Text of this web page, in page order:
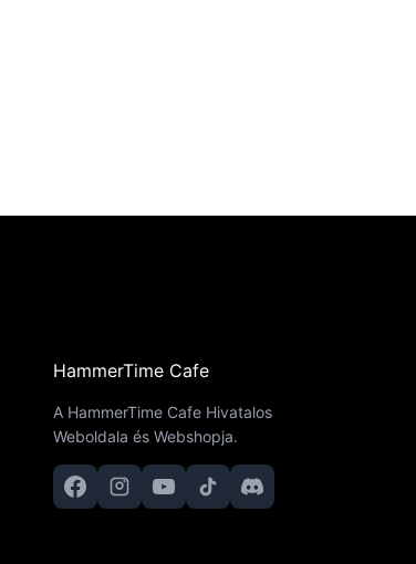
HammerTime Cafe
A HammerTime Cafe Hivatalos
Weboldala és Webshopja.